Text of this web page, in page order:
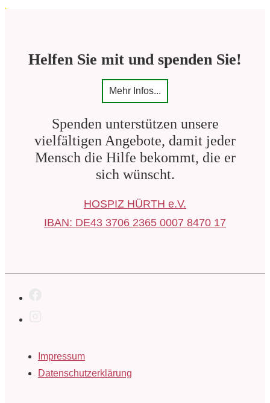
Helfen Sie mit und spenden Sie!
Mehr Infos...
Spenden unterstützen unsere
vielfältigen Angebote, damit jeder
Mensch die Hilfe bekommt, die er
sich wünscht.
HOSPIZ HÜRTH e.V.
IBAN: DE43 3706 2365 0007 8470 17
MenüImpressum
Datenschutzerklärung